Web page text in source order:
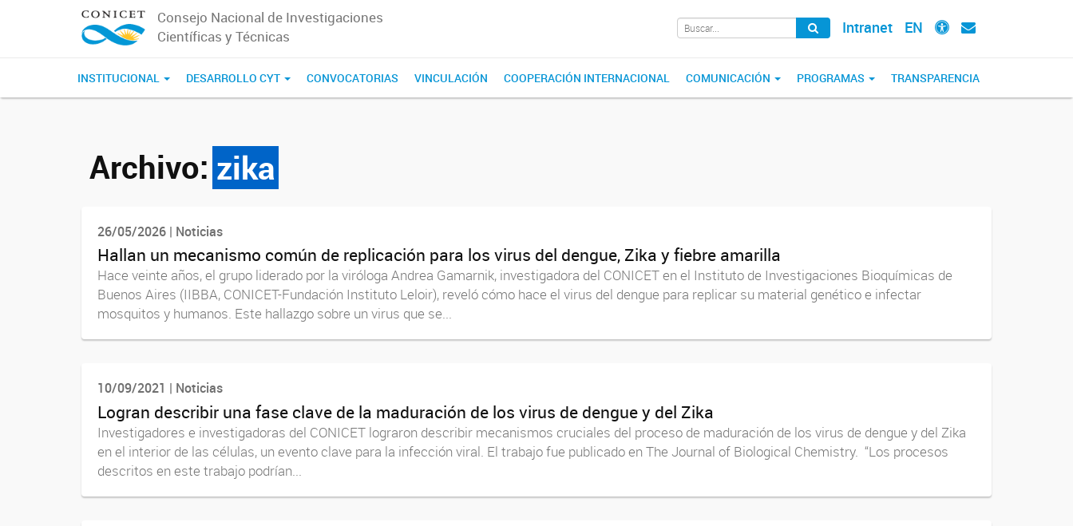
Consejo Nacional de Investigaciones
Científicas y Técnicas
Intranet EN
INSTITUCIONAL DESARROLLO CYT CONVOCATORIAS VINCULACIÓN COOPERACIÓN INTERNACIONAL COMUNICACIÓN PROGRAMAS TRANSPARENCIA
Archivo: zika
26/05/2026 | Noticias
Hallan un mecanismo común de replicación para los virus del dengue, Zika y fiebre amarilla
Hace veinte años, el grupo liderado por la viróloga Andrea Gamarnik, investigadora del CONICET en el Instituto de Investigaciones Bioquímicas de
Buenos Aires (IIBBA, CONICET-Fundación Instituto Leloir), reveló cómo hace el virus del dengue para replicar su material genético e infectar
mosquitos y humanos. Este hallazgo sobre un virus que se...
10/09/2021 | Noticias
Logran describir una fase clave de la maduración de los virus de dengue y del Zika
Investigadores e investigadoras del CONICET lograron describir mecanismos cruciales del proceso de maduración de los virus de dengue y del Zika
en el interior de las células, un evento clave para la infección viral. El trabajo fue publicado en The Journal of Biological Chemistry. “Los procesos
descritos en este trabajo podrían...